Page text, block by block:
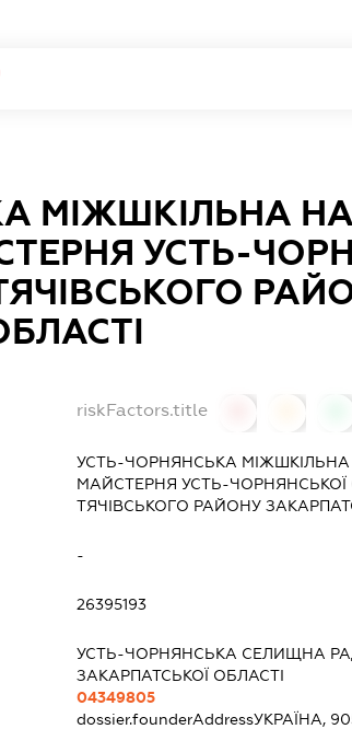
МІЖШКІЛЬНА
УСТЬ-
riskFactors.title
УСТЬ-ЧОРНЯНСЬКА
МАЙСТЕРНЯ УСТЬ-
ТЯЧІВСЬКОГО РАЙОНУ
-
26395193
УСТЬ-ЧОРНЯНСЬКА СЕЛИЩНА
ЗАКАРПАТСЬКОЇ ОБЛАСТІ
04349805
dossier.founderAddressУКРАЇНА,